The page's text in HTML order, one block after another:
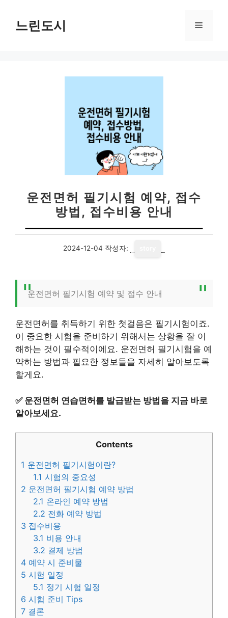
느린도시 메
운전면허 필기시험 예약, 접수
방법, 접수비용 안내
2024-12-04 작성자:
운전면허 필기시험 예약 및 접수 안내
운전면허를 취득하기 위한 첫걸음은 필기시험이죠.
이 중요한 시험을 준비하기 위해서는 상황을 잘 이
해하는 것이 필수적이에요. 운전면허 필기시험을 예
약하는 방법과 필요한 정보들을 자세히 알아보도록
할게요.
✅ 운전면허 연습면허를 발급받는 방법을 지금 바로
알아보세요.
Contents
1 운전면허 필기시험이란?
1.1 시험의 중요성
2 운전면허 필기시험 예약 방법
2.1 온라인 예약 방법
2.2 전화 예약 방법
3 접수비용
3.1 비용 안내
3.2 결제 방법
4 예약 시 준비물
5 시험 일정
5.1 정기 시험 일정
6 시험 준비 Tips
7 결론